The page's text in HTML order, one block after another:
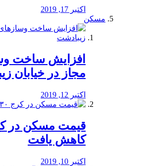
اکتبر 17, 2019
مسکن
افزایش ساخت
مجاز در خیابان
اکتبر 12, 2019
کاهش یافت
اکتبر 10, 2019